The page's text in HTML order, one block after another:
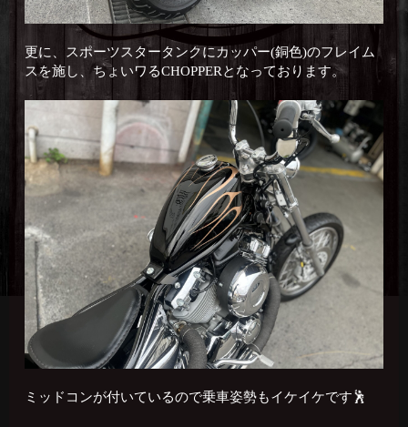
更に、スポーツスタータンクにカッパー(銅色)のフレイム
スを施し、ちょいワるCHOPPERとなっております。
ミッドコンが付いているので乗車姿勢もイケイケです🕺